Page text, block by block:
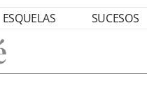
ESQUELAS SUCESOS